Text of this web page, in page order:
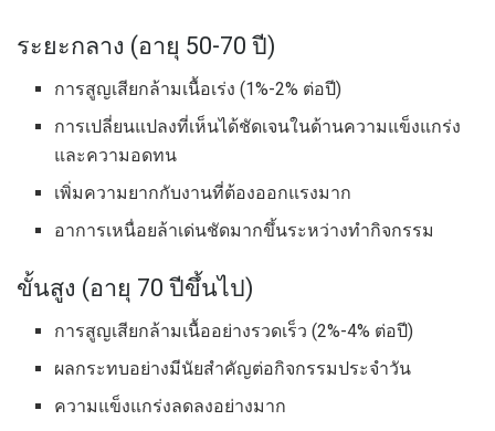
ระยะกลาง (อายุ 50-70 ปี)
การสูญเสียกล้ามเนื้อเร่ง (1%-2% ต่อปี)
การเปลี่ยนแปลงที่เห็นได้ชัดเจนในด้านความแข็งแกร่ง
และความอดทน
เพิ่มความยากกับงานที่ต้องออกแรงมาก
อาการเหนื่อยล้าเด่นชัดมากขึ้นระหว่างทำกิจกรรม
ขั้นสูง (อายุ 70 ​​ปีขึ้นไป)
การสูญเสียกล้ามเนื้ออย่างรวดเร็ว (2%-4% ต่อปี)
ผลกระทบอย่างมีนัยสำคัญต่อกิจกรรมประจำวัน
ความแข็งแกร่งลดลงอย่างมาก